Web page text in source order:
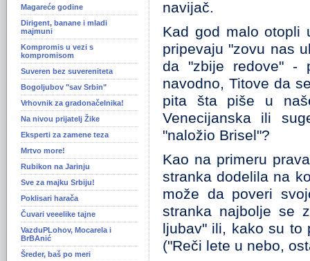
Magareće godine
Dirigent, banane i mladi
majmuni
Kompromis u vezi s
kompromisom
Suveren bez suvereniteta
Bogoljubov "sav Srbin"
Vrhovnik za gradonačelnika!
Na nivou prijatelj Žike
Eksperti za zamene teza
Mrtvo more!
Rubikon na Jarinju
Sve za majku Srbiju!
Poklisari harača
Čuvari veeelike tajne
VazduPLohov, Mocarela i
BrBAnić
Šreder, baš po meri
navijač.
Kad god malo otopli
pripevaju "zovu nas
da "zbije redove" -
navodno, Titove da
pita šta piše u
Venecijanska ili
"naložio Brisel"?
Kao na primeru
stranka dodelila na
može da poveri
stranka najbolje se
ljubav" ili, kako su to
("Reči lete u nebo,